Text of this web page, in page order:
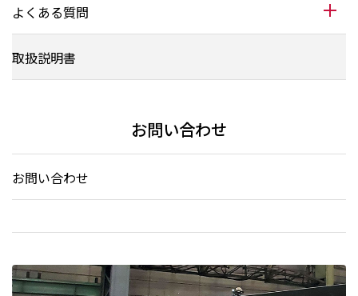
よくある質問
取扱説明書
お問い合わせ
お問い合わせ